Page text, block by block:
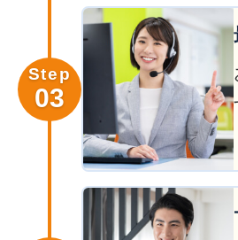
Step
03